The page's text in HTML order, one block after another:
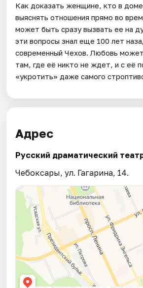
Как доказать женщине, кто в доме
выяснять отношения прямо во
может быть сразу вызвать ее на
эти вопросы знал еще 100 лет
современный Чехов. Любовь
там, где её никто не ждет, и с её
«укротить» даже самого
Адрес
Русский драматический
Чебоксары, ул. Гагарина, 14.